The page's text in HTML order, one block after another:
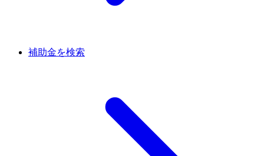
補助金を検索